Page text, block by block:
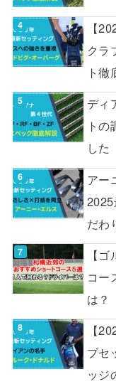
【
クラ
ト徹
ディ
ト
した
アー
2025
だわ
【
コー
は？
【
ブセ
ッジ